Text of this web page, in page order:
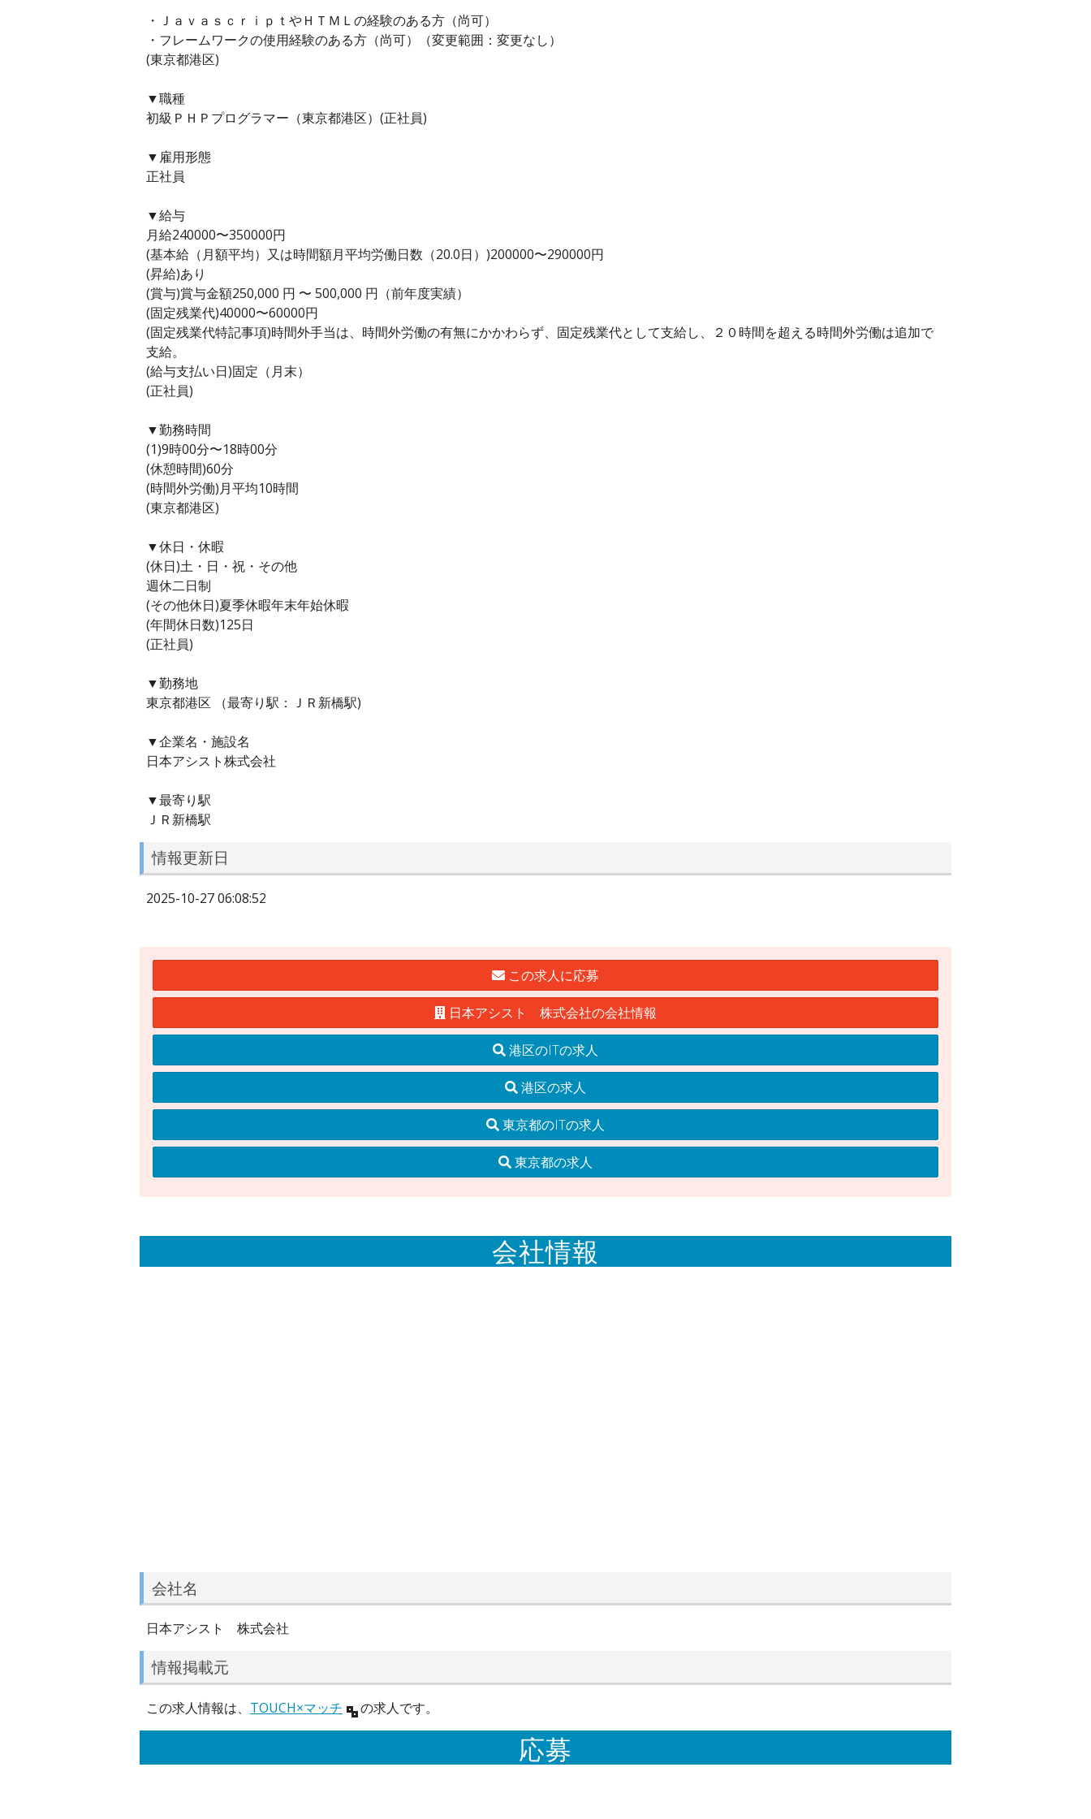
・ＪａｖａｓｃｒｉｐｔやＨＴＭＬの経験のある方（尚可）
・フレームワークの使用経験のある方（尚可）（変更範囲：変更なし）
(東京都港区)
▼職種
初級ＰＨＰプログラマー（東京都港区）(正社員)
▼雇用形態
正社員
▼給与
月給240000〜350000円
(基本給（月額平均）又は時間額月平均労働日数（20.0日）)200000〜290000円
(昇給)あり
(賞与)賞与金額250,000 円 〜 500,000 円（前年度実績）
(固定残業代)40000〜60000円
(固定残業代特記事項)時間外手当は、時間外労働の有無にかかわらず、固定残業代として支給し、２０時間を超える時間外労働は追加で
支給。
(給与支払い日)固定（月末）
(正社員)
▼勤務時間
(1)9時00分〜18時00分
(休憩時間)60分
(時間外労働)月平均10時間
(東京都港区)
▼休日・休暇
(休日)土・日・祝・その他
週休二日制
(その他休日)夏季休暇年末年始休暇
(年間休日数)125日
(正社員)
▼勤務地
東京都港区 （最寄り駅：ＪＲ新橋駅)
▼企業名・施設名
日本アシスト株式会社
▼最寄り駅
ＪＲ新橋駅
情報更新日
2025-10-27 06:08:52
この求人に応募
日本アシスト 株式会社の会社情報
港区のITの求人
港区の求人
東京都のITの求人
東京都の求人
会社情報
会社名
日本アシスト 株式会社
情報掲載元
この求人情報は、 TOUCH×マッチ の求人です。
応募